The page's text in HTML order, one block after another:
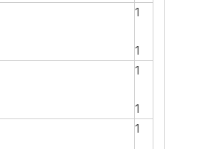
1
1
1
1
1